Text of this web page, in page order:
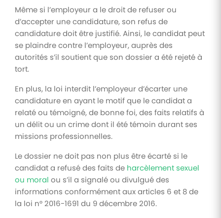
Même si l’employeur a le droit de refuser ou
d’accepter une candidature, son refus de
candidature doit être justifié. Ainsi, le candidat peut
se plaindre contre l’employeur, auprès des
autorités s’il soutient que son dossier a été rejeté à
tort.
En plus, la loi interdit l’employeur d’écarter une
candidature en ayant le motif que le candidat a
relaté ou témoigné, de bonne foi, des faits relatifs à
un délit ou un crime dont il été témoin durant ses
missions professionnelles.
Le dossier ne doit pas non plus être écarté si le
candidat a refusé des faits de harcèlement sexuel
ou moral ou s’il a signalé ou divulgué des
informations conformément aux articles 6 et 8 de
la loi n° 2016-1691 du 9 décembre 2016.